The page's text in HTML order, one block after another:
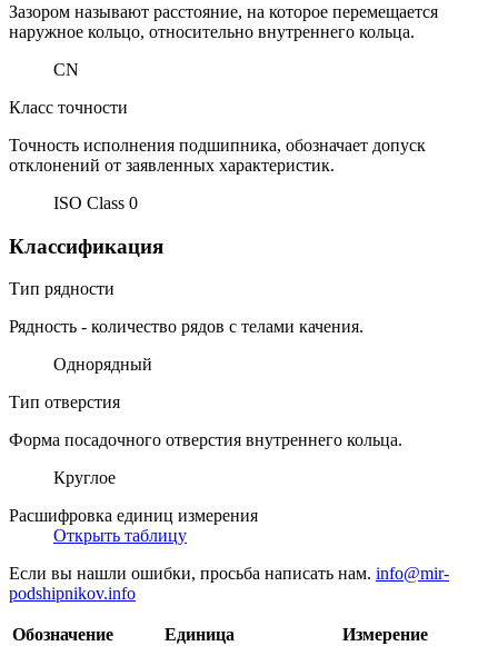
Зазором называют расстояние, на которое перемещается
наружное кольцо, относительно внутреннего кольца.
CN
Класс точности
Точность исполнения подшипника, обозначает допуск
отклонений от заявленных характеристик.
ISO Class 0
Классификация
Тип рядности
Рядность - количество рядов с телами качения.
Однорядный
Тип отверстия
Форма посадочного отверстия внутреннего кольца.
Круглое
Расшифровка единиц измерения
Открыть таблицу
Если вы нашли ошибки, просьба написать нам. info@mir-
podshipnikov.info
Обозначение Единица
Измерение